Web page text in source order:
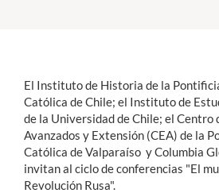
English
El Instituto de Historia de la
Católica de Chile; el Instituto de
de la Universidad de Chile; el Centro
Avanzados y Extensión (CEA) de la
Católica de Valparaíso y Columbia
invitan al ciclo de conferencias "El
Revolución Rusa".